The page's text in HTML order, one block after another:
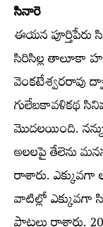
సినారె
ఈయన పూర్తిపేరు
సిరిసిల్ల తాలూకా
వెంకటేశ్వరరావు
గులేబకావళికథ
మొదలయింది.
అలలపై తేలెను
రాశారు.
వాటిల్లో